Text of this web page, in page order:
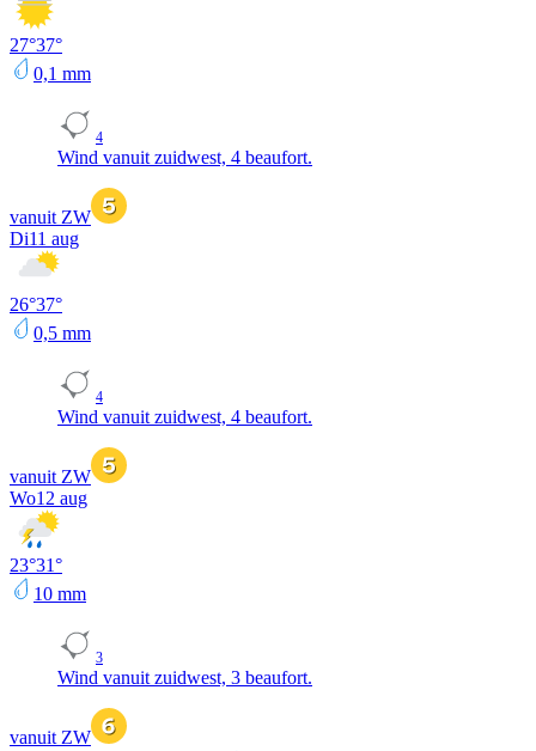
27°37°
0,1 mm
4
Wind vanuit zuidwest, 4 beaufort.
vanuit ZW
Di11 aug
26°37°
0,5 mm
4
Wind vanuit zuidwest, 4 beaufort.
vanuit ZW
Wo12 aug
23°31°
10 mm
3
Wind vanuit zuidwest, 3 beaufort.
vanuit ZW